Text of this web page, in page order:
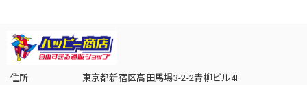
住所
東京都新宿区高田馬場3-2-2青柳ビル4F